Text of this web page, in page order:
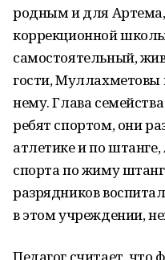
родным и для
коррекционной
самостоятельный,
гости, Муллахметовы
нему. Глава
ребят спортом, они
атлетике и по
спорта по жиму
разрядников
в этом учреждении,